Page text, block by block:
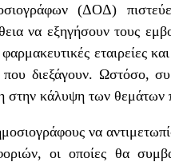
(ΔΟΔ)
να εξηγήσουν τους
εταιρείες
διεξάγουν. Ωστόσο,
στην κάλυψη των θεμάτων
να
οι οποίες θα